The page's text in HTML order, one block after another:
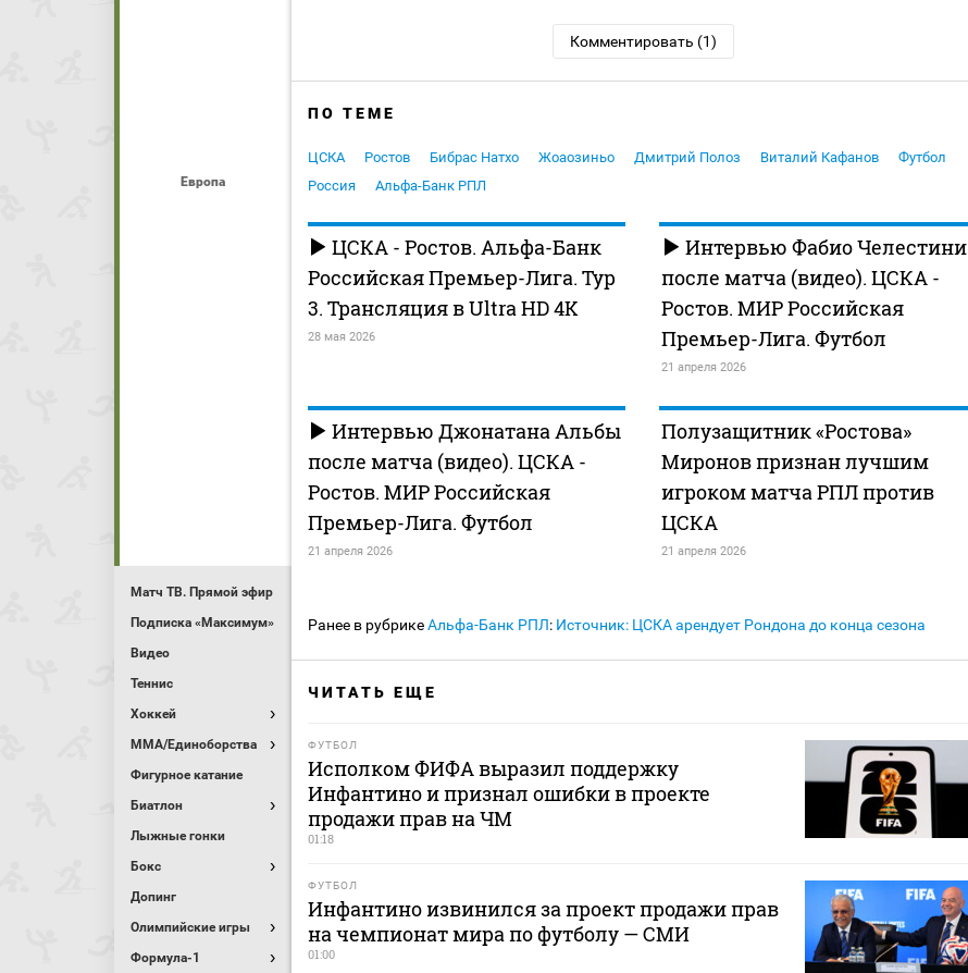
Европа
Матч ТВ. Прямой эфир
Подписка «Максимум»
Видео
Теннис
Хоккей
MMA/Единоборства
Фигурное катание
Биатлон
Лыжные гонки
Бокс
Допинг
Олимпийские игры
Формула-1
Комментировать (1)
ПО ТЕМЕ
ЦСКА Ростов Бибрас Натхо Жоаозиньо Дмитрий Полоз Виталий Кафанов
Футбол
Россия
Альфа-Банк РПЛ
ЦСКА - Ростов. Альфа-Банк
Российская Премьер-Лига. Тур
3. Трансляция в Ultra HD 4K
28 мая 2026
Интервью Фабио Челестини
после матча (видео). ЦСКА -
Ростов. МИР Российская
Премьер-Лига. Футбол
21 апреля 2026
Интервью Джонатана Альбы
после матча (видео). ЦСКА -
Ростов. МИР Российская
Премьер-Лига. Футбол
21 апреля 2026
Полузащитник «Ростова»
Миронов признан лучшим
игроком матча РПЛ против
ЦСКА
21 апреля 2026
Ранее в рубрикеАльфа-Банк РПЛ: Источник: ЦСКА арендует Рондона до конца сезона
ЧИТАТЬ ЕЩЕ
ФУТБОЛ
Исполком ФИФА выразил поддержку
Инфантино и признал ошибки в проекте
продажи прав на ЧМ
01:18
ФУТБОЛ
Инфантино извинился за проект продажи прав
на чемпионат мира по футболу — СМИ
01:00